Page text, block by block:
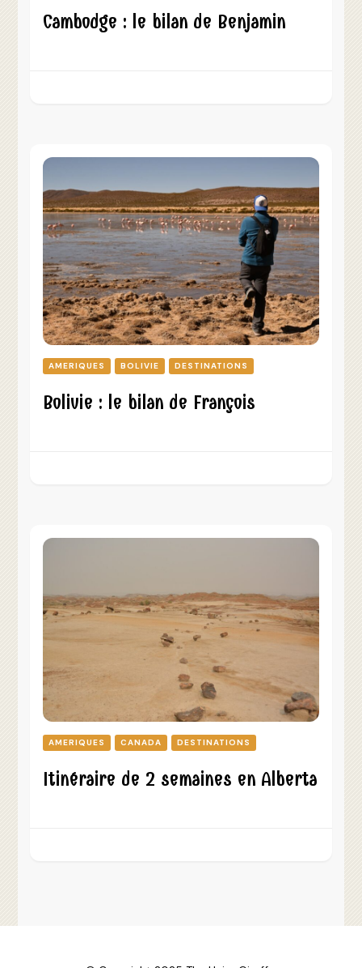
Cambodge : le bilan de Benjamin
AMERIQUES BOLIVIE DESTINATIONS
Bolivie : le bilan de François
AMERIQUES CANADA DESTINATIONS
Itinéraire de 2 semaines en Alberta